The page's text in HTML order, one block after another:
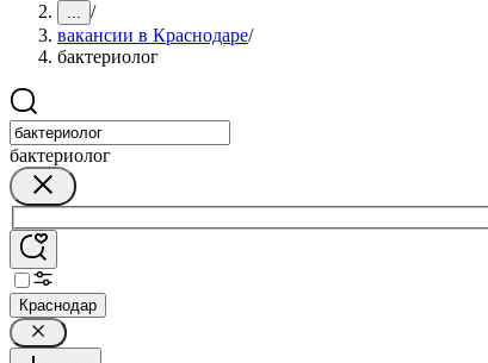
... /
вакансии в Краснодаре/
бактериолог
бактериолог
Краснодар